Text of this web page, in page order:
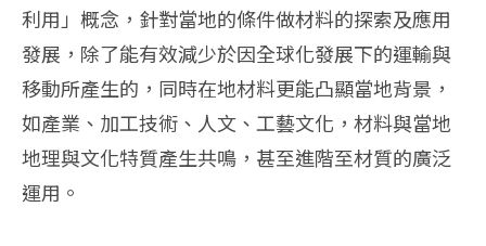
利用」概念，針對當地的條件做材料的探索及應用
發展，除了能有效減少於因全球化發展下的運輸與
移動所產生的，同時在地材料更能凸顯當地背景，
如產業、加工技術、人文、工藝文化，材料與當地
地理與文化特質產生共鳴，甚至進階至材質的廣泛
運用。